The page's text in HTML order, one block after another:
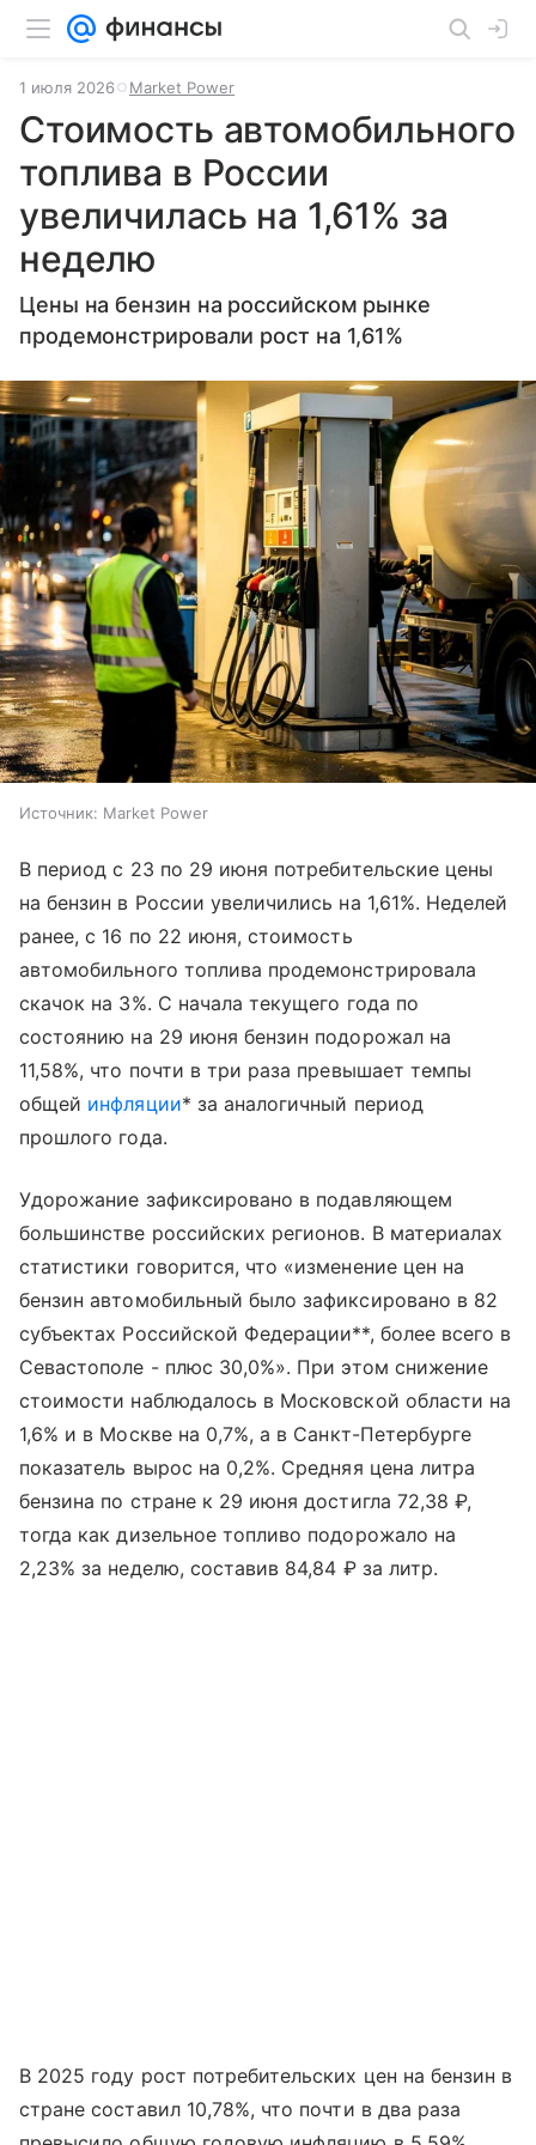
1 июля 2026 Market Power
Стоимость автомобильного
топлива в России
увеличилась на 1,61% за
неделю
Цены на бензин на российском рынке
продемонстрировали рост на 1,61%
Источник: Market Power
В период с 23 по 29 июня потребительские цены
на бензин в России увеличились на 1,61%. Неделей
ранее, с 16 по 22 июня, стоимость
автомобильного топлива продемонстрировала
скачок на 3%. С начала текущего года по
состоянию на 29 июня бензин подорожал на
11,58%, что почти в три раза превышает темпы
общей инфляции* за аналогичный период
прошлого года.
Удорожание зафиксировано в подавляющем
большинстве российских регионов. В материалах
статистики говорится, что «изменение цен на
бензин автомобильный было зафиксировано в 82
субъектах Российской Федерации**, более всего в
Севастополе - плюс 30,0%». При этом снижение
стоимости наблюдалось в Московской области на
1,6% и в Москве на 0,7%, а в Санкт-Петербурге
показатель вырос на 0,2%. Средняя цена литра
бензина по стране к 29 июня достигла 72,38 ₽,
тогда как дизельное топливо подорожало на
2,23% за неделю, составив 84,84 ₽ за литр.
В 2025 году рост потребительских цен на бензин в
стране составил 10,78%, что почти в два раза